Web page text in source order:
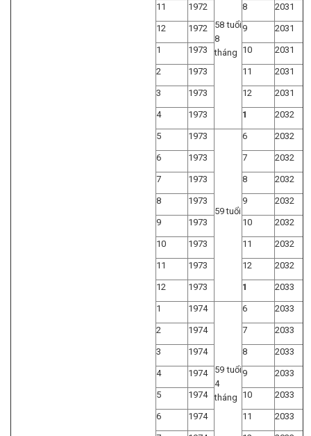
58 tuổi
8
tháng
11 1972 8 2031
12 1972 9 2031
1 1973 10 2031
2 1973 11 2031
3 1973 12 2031
4 1973 1 2032
5 1973
59 tuổi
6 2032
6 1973 7 2032
7 1973 8 2032
8 1973 9 2032
9 1973 10 2032
10 1973 11 2032
11 1973 12 2032
12 1973 1 2033
1 1974
59 tuổi
4
tháng
6 2033
2 1974 7 2033
3 1974 8 2033
4 1974 9 2033
5 1974 10 2033
6 1974 11 2033